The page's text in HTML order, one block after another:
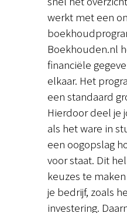
werkt met een
Boekhouden.nl
financiële
elkaar. Het
een standaard
Hierdoor deel je
als het ware in
een oogopslag
voor staat. Dit
keuzes te
je bedrijf, zoals
investering.